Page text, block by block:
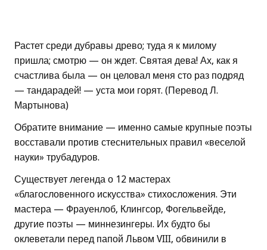
Растет среди дубравы древо; туда я к милому
пришла; смотрю — он ждет. Святая дева! Ах, как я
счастлива была — он целовал меня сто раз подряд
— тандарадей! — уста мои горят. (Перевод Л.
Мартынова)
Обратите внимание — именно самые крупные поэты
восставали против стеснительных правил «веселой
науки» трубадуров.
Существует легенда о 12 мастерах
«благословенного искусства» стихосложения. Эти
мастера — Фрауенлоб, Клингсор, Фогельвейде,
другие поэты — миннезингеры. Их будто бы
оклеветали перед папой Львом VIII, обвинили в